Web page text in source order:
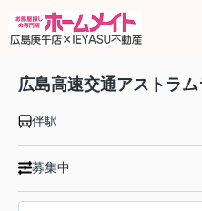
広島高速交通アストラ
伴駅
募集中